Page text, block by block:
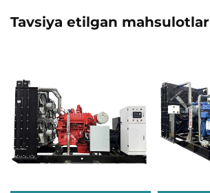
Tavsiya etilgan mahsulotlar